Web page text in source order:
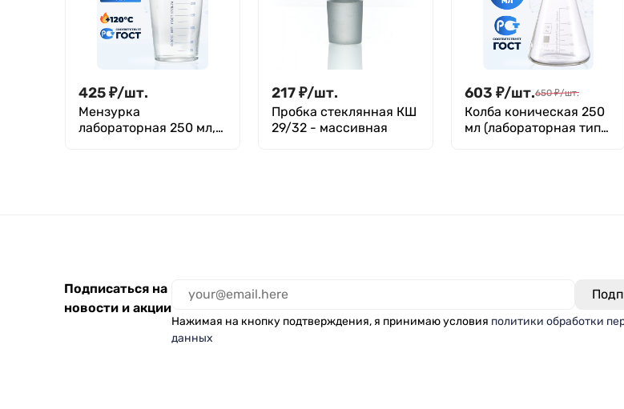
425₽/шт.
Мензурка
лабораторная 250 мл,
217₽/шт.
Пробка стеклянная КШ
29/32 - массивная
603 ₽/шт.650 ₽/шт.
Колба коническая 250
мл (лабораторная тип
Подписаться на
новости и акции
Нажимая на кнопку подтверждения, я принимаю условия политики обработки
данных